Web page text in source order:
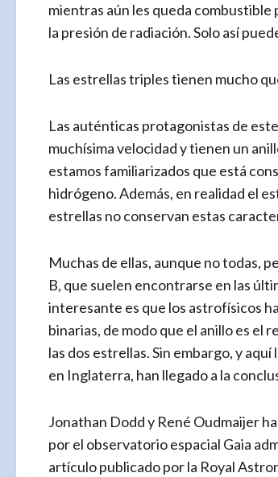
mientras aún les queda
la presión de radiación. Solo así
Las estrellas triples tienen mucho
Las auténticas protagonistas de
muchísima velocidad y tienen un
estamos familiarizados que está
hidrógeno. Además, en realidad el
estrellas no conservan estas
Muchas de ellas, aunque no todas,
B, que suelen encontrarse en las
interesante es que los astrofísicos
binarias, de modo que el anillo es el
las dos estrellas. Sin embargo, y
en Inglaterra, han llegado a la
Jonathan Dodd y René Oudmaijer
por el observatorio espacial Gaia
artículo publicado por la Royal